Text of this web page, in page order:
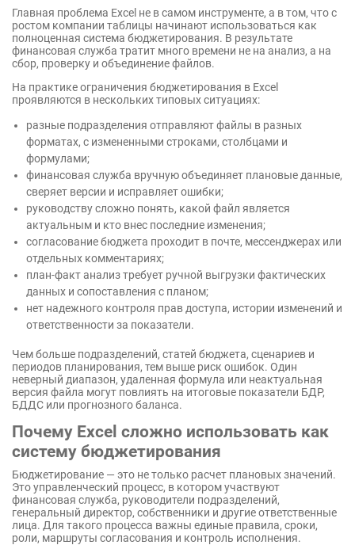
Главная проблема Excel не в самом инструменте, а в том, что с
ростом компании таблицы начинают использоваться как
полноценная система бюджетирования. В результате
финансовая служба тратит много времени не на анализ, а на
сбор, проверку и объединение файлов.
На практике ограничения бюджетирования в Excel
проявляются в нескольких типовых ситуациях:
разные подразделения отправляют файлы в разных
форматах, с измененными строками, столбцами и
формулами;
финансовая служба вручную объединяет плановые данные,
сверяет версии и исправляет ошибки;
руководству сложно понять, какой файл является
актуальным и кто внес последние изменения;
согласование бюджета проходит в почте, мессенджерах или
отдельных комментариях;
план-факт анализ требует ручной выгрузки фактических
данных и сопоставления с планом;
нет надежного контроля прав доступа, истории изменений и
ответственности за показатели.
Чем больше подразделений, статей бюджета, сценариев и
периодов планирования, тем выше риск ошибок. Один
неверный диапазон, удаленная формула или неактуальная
версия файла могут повлиять на итоговые показатели БДР,
БДДС или прогнозного баланса.
Почему Excel сложно использовать как
систему бюджетирования
Бюджетирование — это не только расчет плановых значений.
Это управленческий процесс, в котором участвуют
финансовая служба, руководители подразделений,
генеральный директор, собственники и другие ответственные
лица. Для такого процесса важны единые правила, сроки,
роли, маршруты согласования и контроль исполнения.